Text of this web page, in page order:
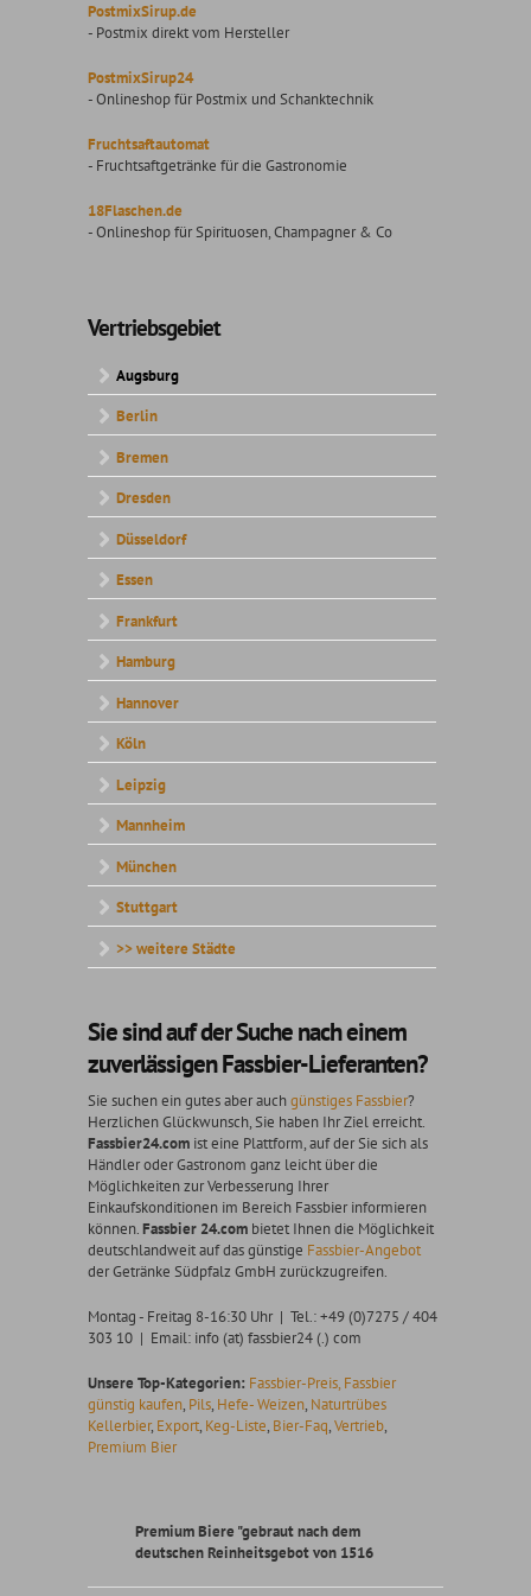
PostmixSirup.de
- Postmix direkt vom Hersteller
PostmixSirup24
- Onlineshop für Postmix und Schanktechnik
Fruchtsaftautomat
- Fruchtsaftgetränke für die Gastronomie
18Flaschen.de
- Onlineshop für Spirituosen, Champagner & Co
Vertriebsgebiet
Augsburg
Berlin
Bremen
Dresden
Düsseldorf
Essen
Frankfurt
Hamburg
Hannover
Köln
Leipzig
Mannheim
München
Stuttgart
>> weitere Städte
Sie sind auf der Suche nach einem
zuverlässigen Fassbier-Lieferanten?
Sie suchen ein gutes aber auchgünstiges Fassbier?
Herzlichen Glückwunsch, Sie haben Ihr Ziel erreicht.
Fassbier24.com ist eine Plattform, auf der Sie sich als
Händler oder Gastronom ganz leicht über die
Möglichkeiten zur Verbesserung Ihrer
Einkaufskonditionen im Bereich Fassbier informieren
können. Fassbier 24.com bietet Ihnen die Möglichkeit
deutschlandweit auf das günstige Fassbier-Angebot
der Getränke Südpfalz GmbH zurückzugreifen.
Montag - Freitag 8-16:30 Uhr | Tel.: +49 (0)7275 / 404
303 10 | Email: info (at) fassbier24 (.) com
Unsere Top-Kategorien: Fassbier-Preis, Fassbier
günstig kaufen Pils Hefe- Weizen Naturtrübes
Kellerbier, Export Keg-Liste Bier-Faq Vertrieb
Premium Bier
Premium Biere "gebraut nach dem
deutschen Reinheitsgebot von 1516